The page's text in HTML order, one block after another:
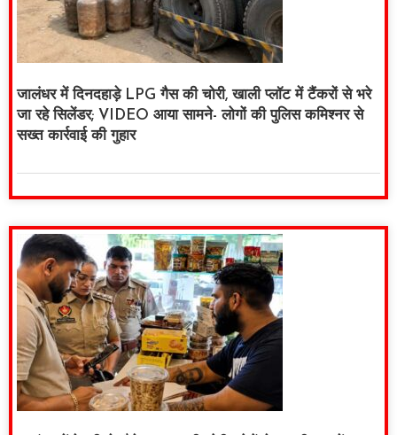
जालंधर में दिनदहाड़े LPG गैस की चोरी, खाली प्लॉट में टैंकरों से भरे
जा रहे सिलेंडर; VIDEO आया सामने- लोगों की पुलिस कमिश्नर से
सख्त कार्रवाई की गुहार